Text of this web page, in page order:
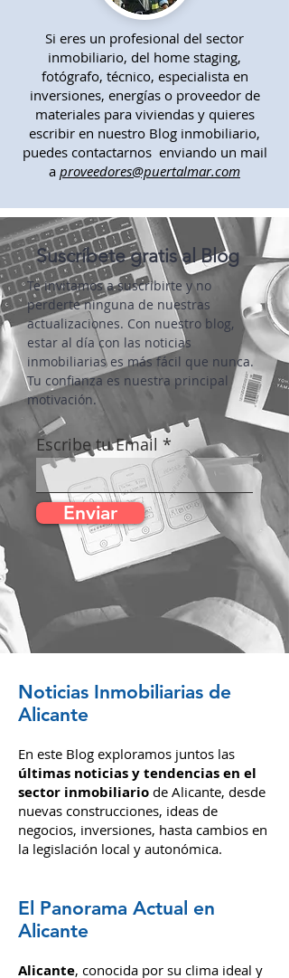
Si eres un profesional del sector
inmobiliario, del home staging,
fotógrafo, técnico, especialista en
inversiones, energías o proveedor de
materiales para viviendas y quieres
puedes contactarnos enviando un mail
aproveedores@puertalmar.com
Suscríbete gratis al Blog
Te invitamos a suscribirte y no
perderte ninguna de nuestras
actualizaciones. Con nuestro blog,
estar al día con las noticias
inmobiliarias es más fácil que nunca.
Tu confianza es nuestra principal
motivación.
Escribe tu Email
Enviar
Noticias Inmobiliarias de
Alicante
En este Blog exploramos juntos las
últimas noticias y tendencias en el
sector inmobiliariode Alicante, desde
la legislación local y autonómica.
El Panorama Actual en